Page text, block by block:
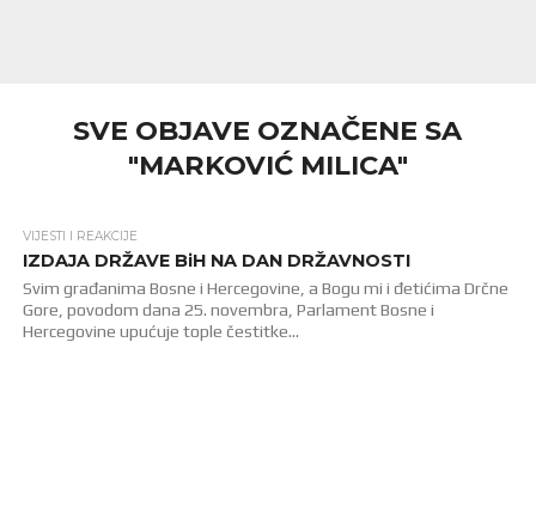
SVE OBJAVE OZNAČENE SA
"MARKOVIĆ MILICA"
VIJESTI I REAKCIJE
IZDAJA DRŽAVE BiH NA DAN DRŽAVNOSTI
Svim građanima Bosne i Hercegovine, a Bogu mi i đetićima Drčne
Gore, povodom dana 25. novembra, Parlament Bosne i
Hercegovine upućuje tople čestitke...